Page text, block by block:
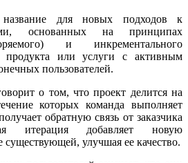
для новых подходов к
основанных на принципах
и инкрементального
продукта или услуги с активным
пользователей.
о том, что проект делится на
которых команда выполняет
обратную связь от заказчика
итерация добавляет новую
улучшая ее качество.